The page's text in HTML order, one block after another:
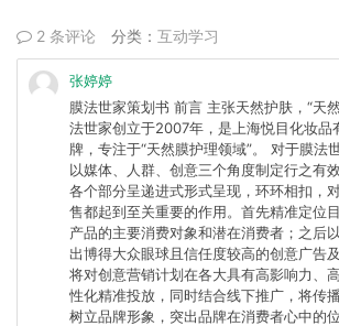
2 条评论 分类： 互动学习
张婷婷
膜法世家策划书 前言 主张天然护肤，“天
法世家创立于2007年，是上海悦目化妆品
牌，专注于“天然膜护理领域”。 对于膜法
以媒体、人群、创意三个角度制定行之有
各个部分呈递进式形式呈现，环环相扣，
售都起到至关重要的作用。首先精准定位
产品的主要消费对象和潜在消费者；之后
出博得大众眼球且信任度较高的创意广告
将对创意营销计划在各大具有高影响力、
性化精准投放，同时结合线下推广，将传
树立品牌形象，突出品牌在消费者心中的